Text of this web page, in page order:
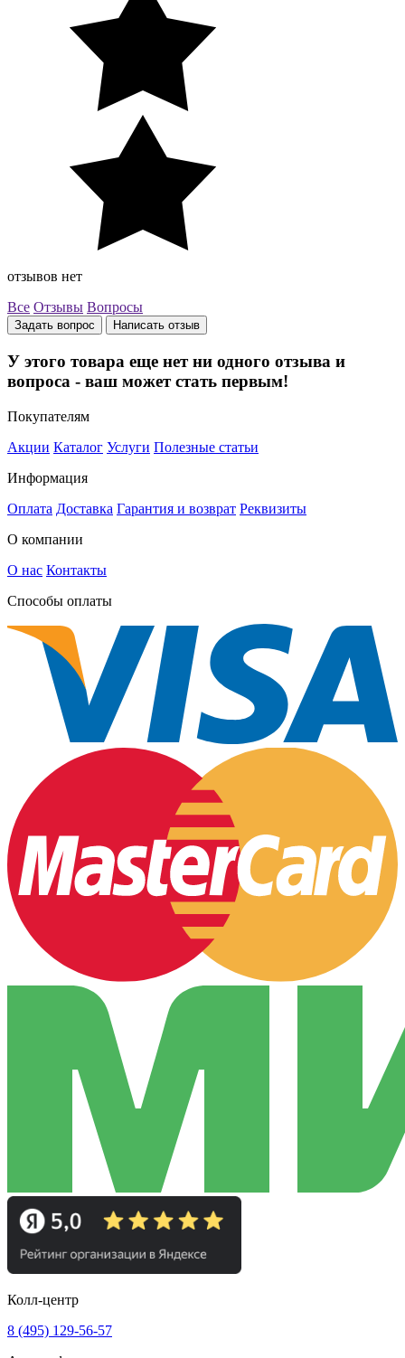
отзывов нет
Все Отзывы Вопросы
Задать вопрос Написать отзыв
У этого товара еще нет ни одного отзыва и
вопроса - ваш может стать первым!
Покупателям
Акции Каталог Услуги Полезные статьи
Информация
Оплата Доставка Гарантия и возврат Реквизиты
О компании
О нас Контакты
Способы оплаты
Колл-центр
8 (495) 129-56-57